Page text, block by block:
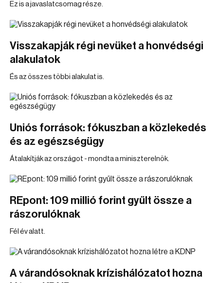
Ez is a javaslatcsomag része.
Visszakapják régi nevüket a honvédségi
alakulatok
És az összes többi alakulat is.
Uniós források: fókuszban a közlekedés
és az egészségügy
Átalakítják az országot - mondta a miniszterelnök.
REpont: 109 millió forint gyűlt össze a
rászorulóknak
Fél év alatt.
A várandósoknak krízishálózatot hozna